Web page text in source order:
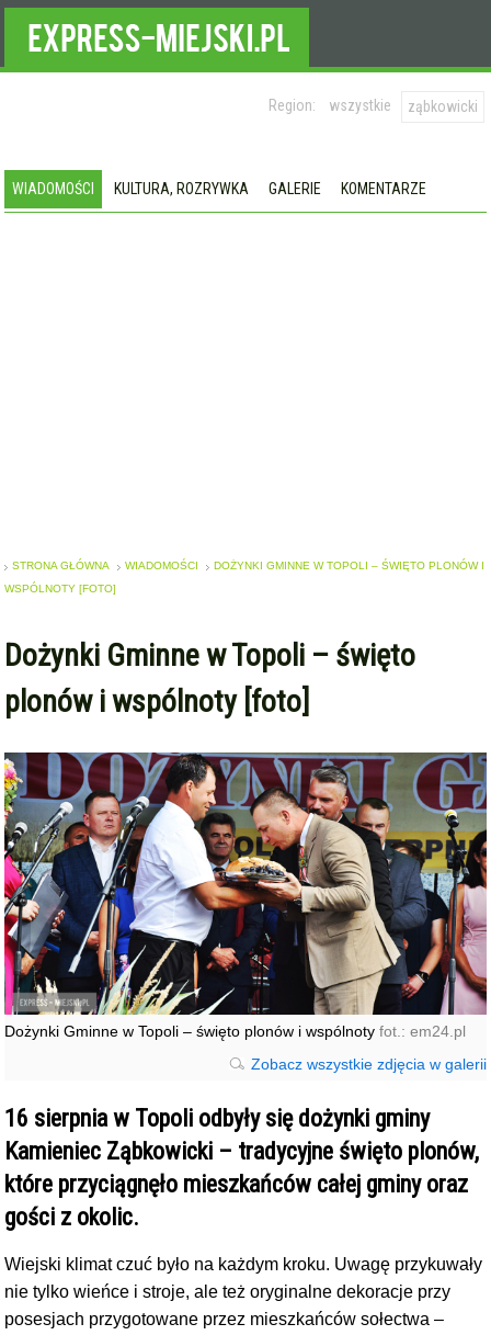
Region: wszystkie ząbkowicki
WIADOMOŚCI KULTURA, ROZRYWKA GALERIE KOMENTARZE
STRONA GŁÓWNA WIADOMOŚCI
DOŻYNKI GMINNE W TOPOLI – ŚWIĘTO PLONÓW I
WSPÓLNOTY [FOTO]
Dożynki Gminne w Topoli – święto
plonów i wspólnoty [foto]
Dożynki Gminne w Topoli – święto plonów i wspólnoty fot.: em24.pl
Zobacz wszystkie zdjęcia w galerii
16 sierpnia w Topoli odbyły się dożynki gminy
Kamieniec Ząbkowicki – tradycyjne święto plonów,
które przyciągnęło mieszkańców całej gminy oraz
gości z okolic.
Wiejski klimat czuć było na każdym kroku. Uwagę przykuwały
nie tylko wieńce i stroje, ale też oryginalne dekoracje przy
posesjach przygotowane przez mieszkańców sołectwa –